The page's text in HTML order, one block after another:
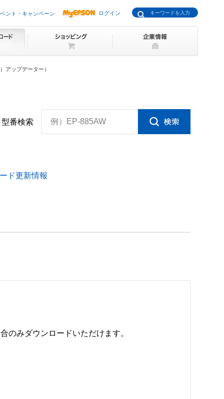
ント・キャンペーン ログイン
アップデーター）
型番検索 例）EP-885AW
ド更新情報
のみダウンロードいただけます。